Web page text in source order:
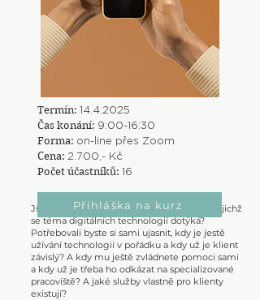
Jste profesionál/*ka, která pracuje s klienty, jichž
se téma digitálních technologií dotýká?
Potřebovali byste si sami ujasnit, kdy je jestě
užívání technologií v pořádku a kdy už je klient
závislý? A kdy mu ještě zvládnete pomoci sami
a kdy už je třeba ho odkázat na specializované
pracoviště? A jaké služby vlastně pro klienty
existují?
Termín: 14.4.2025
Čas konání: 9:00-16:30
Forma: on-line přes Zoom
Cena: 2.700,- Kč
Počet účastníků: 16
Přihláška na kurz